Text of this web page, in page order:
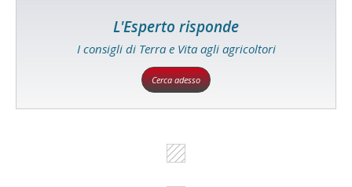
L'Esperto risponde
I consigli di Terra e Vita agli agricoltori
Cerca adesso